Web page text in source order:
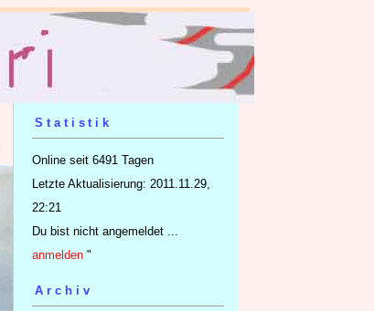
Statistik
Online seit 6491 Tagen
Letzte Aktualisierung: 2011.11.29,
22:21
Du bist nicht angemeldet ...
anmelden "
Archiv